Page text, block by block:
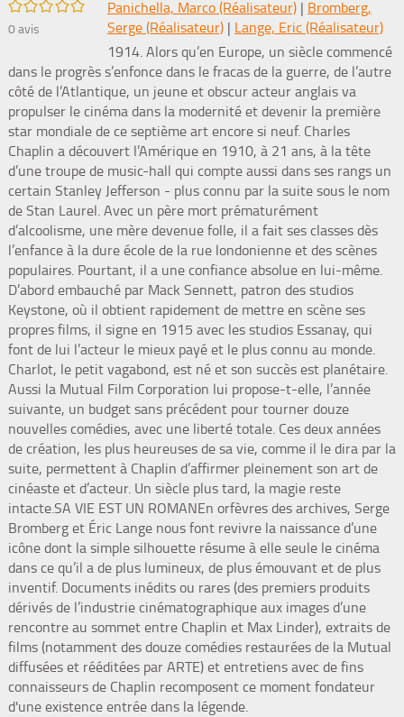
/5
0avis
Panichella, Marco (Réalisateur) | Bromberg,
Serge (Réalisateur) | Lange, Eric (Réalisateur)
1914. Alors qu’en Europe, un siècle commencé
dans le progrès s’enfonce dans le fracas de la guerre, de l’autre
côté de l’Atlantique, un jeune et obscur acteur anglais va
propulser le cinéma dans la modernité et devenir la première
star mondiale de ce septième art encore si neuf. Charles
Chaplin a découvert l’Amérique en 1910, à 21 ans, à la tête
d’une troupe de music-hall qui compte aussi dans ses rangs un
certain Stanley Jefferson - plus connu par la suite sous le nom
de Stan Laurel. Avec un père mort prématurément
d’alcoolisme, une mère devenue folle, il a fait ses classes dès
l’enfance à la dure école de la rue londonienne et des scènes
populaires. Pourtant, il a une confiance absolue en lui-même.
D’abord embauché par Mack Sennett, patron des studios
Keystone, où il obtient rapidement de mettre en scène ses
propres films, il signe en 1915 avec les studios Essanay, qui
font de lui l’acteur le mieux payé et le plus connu au monde.
Charlot, le petit vagabond, est né et son succès est planétaire.
Aussi la Mutual Film Corporation lui propose-t-elle, l’année
suivante, un budget sans précédent pour tourner douze
nouvelles comédies, avec une liberté totale. Ces deux années
de création, les plus heureuses de sa vie, comme il le dira par la
suite, permettent à Chaplin d’affirmer pleinement son art de
cinéaste et d’acteur. Un siècle plus tard, la magie reste
intacte.SA VIE EST UN ROMANEn orfèvres des archives, Serge
Bromberg et Éric Lange nous font revivre la naissance d’une
icône dont la simple silhouette résume à elle seule le cinéma
dans ce qu’il a de plus lumineux, de plus émouvant et de plus
inventif. Documents inédits ou rares (des premiers produits
dérivés de l’industrie cinématographique aux images d’une
rencontre au sommet entre Chaplin et Max Linder), extraits de
films (notamment des douze comédies restaurées de la Mutual
diffusées et rééditées par ARTE) et entretiens avec de fins
connaisseurs de Chaplin recomposent ce moment fondateur
d'une existence entrée dans la légende.